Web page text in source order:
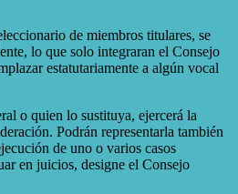
de miembros titulares, se
lo que solo integraran el Consejo
estatutariamente a algún vocal
o quien lo sustituya, ejercerá la
Podrán representarla también
de uno o varios casos
en juicios, designe el Consejo